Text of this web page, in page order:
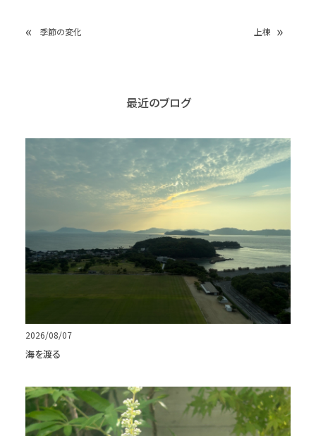
« 季節の変化 上棟 »
最近のブログ
2026/08/07
海を渡る